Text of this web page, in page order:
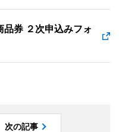
券 ２次申込みフォ
次の記事